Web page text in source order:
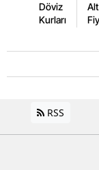
Döviz
Kurları
RSS